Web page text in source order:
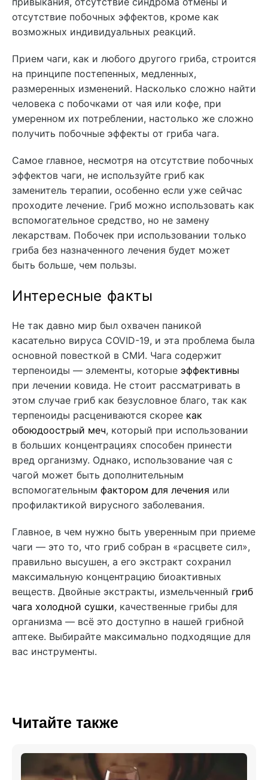
отсутствие побочных эффектов, кроме как
возможных индивидуальных реакций.
Прием чаги, как и любого другого гриба, строится
на принципе постепенных, медленных,
размеренных изменений. Насколько сложно найти
человека с побочками от чая или кофе, при
умеренном их потреблении, настолько же сложно
получить побочные эффекты от гриба чага.
Самое главное, несмотря на отсутствие побочных
эффектов чаги, не используйте гриб как
заменитель терапии, особенно если уже сейчас
проходите лечение. Гриб можно использовать как
вспомогательное средство, но не замену
лекарствам. Побочек при использовании только
гриба без назначенного лечения будет может
быть больше, чем пользы.
Интересные факты
Не так давно мир был охвачен паникой
касательно вируса COVID-19, и эта проблема была
основной повесткой в СМИ. Чага содержит
терпеноиды — элементы, которые эффективны
при лечении ковида. Не стоит рассматривать в
этом случае гриб как безусловное благо, так как
терпеноиды расцениваются скорее как
обоюдоострый меч, который при использовании
в больших концентрациях способен принести
вред организму. Однако, использование чая с
чагой может быть дополнительным
вспомогательным фактором для лечения или
профилактикой вирусного заболевания.
Главное, в чем нужно быть уверенным при приеме
чаги — это то, что гриб собран в «расцвете сил»,
правильно высушен, а его экстракт сохранил
максимальную концентрацию биоактивных
веществ. Двойные экстракты, измельченный гриб
чага холодной сушки, качественные грибы для
организма — всё это доступно в нашей грибной
аптеке. Выбирайте максимально подходящие для
вас инструменты.
Читайте также